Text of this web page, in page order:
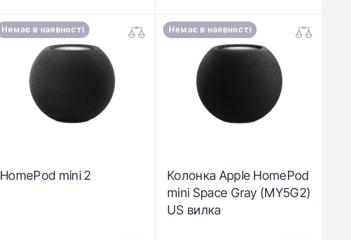
Немає в наявності
HomePod mini 2
Немає в наявності
Колонка Apple HomePod
mini Space Gray (MY5G2)
US вилка